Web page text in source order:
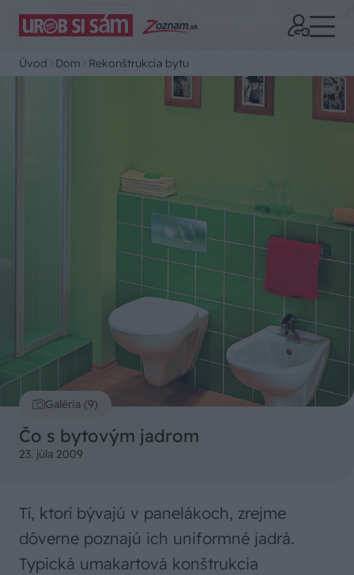
Úvod Dom Rekonštrukcia bytu
Galéria (9)
Čo s bytovým jadrom
23. júla 2009
Tí, ktorí bývajú v panelákoch, zrejme
dôverne poznajú ich uniformné jadrá.
Typická umakartová konštrukcia